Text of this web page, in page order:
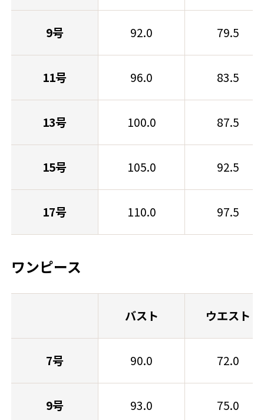
9号 92.0 79.5
11号 96.0 83.5
13号 100.0 87.5
15号 105.0 92.5
17号 110.0 97.5
ワンピース
バスト ウエスト
7号 90.0 72.0
9号 93.0 75.0